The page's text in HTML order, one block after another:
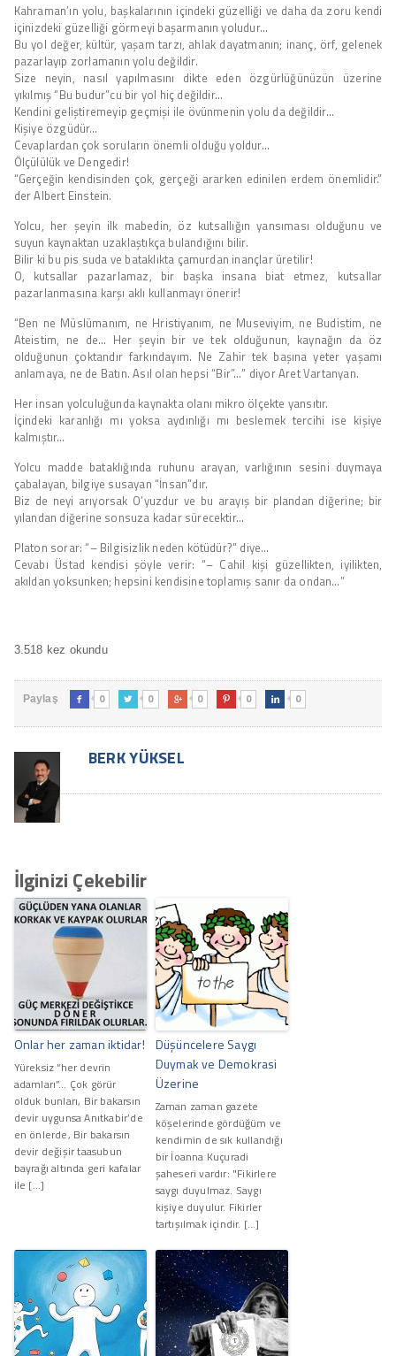
Kahraman’ın yolu, başkalarının içindeki güzelliği ve daha da zoru kendi
içinizdeki güzelliği görmeyi başarmanın yoludur…
Bu yol değer, kültür, yaşam tarzı, ahlak dayatmanın; inanç, örf, gelenek
pazarlayıp zorlamanın yolu değildir.
Size neyin, nasıl yapılmasını dikte eden özgürlüğünüzün üzerine
yıkılmış “Bu budur”cu bir yol hiç değildir…
Kendini geliştiremeyip geçmişi ile övünmenin yolu da değildir…
Kişiye özgüdür…
Cevaplardan çok soruların önemli olduğu yoldur…
Ölçülülük ve Dengedir!
“Gerçeğin kendisinden çok, gerçeği ararken edinilen erdem önemlidir.”
der Albert Einstein.
Yolcu, her şeyin ilk mabedin, öz kutsallığın yansıması olduğunu ve
suyun kaynaktan uzaklaştıkça bulandığını bilir.
Bilir ki bu pis suda ve bataklıkta çamurdan inançlar üretilir!
O, kutsallar pazarlamaz, bir başka insana biat etmez, kutsallar
pazarlanmasına karşı aklı kullanmayı önerir!
“Ben ne Müslümanım, ne Hristiyanım, ne Museviyim, ne Budistim, ne
Ateistim, ne de… Her şeyin bir ve tek olduğunun, kaynağın da öz
olduğunun çoktandır farkındayım. Ne Zahir tek başına yeter yaşamı
anlamaya, ne de Batın. Asıl olan hepsi “Bir”…” diyor Aret Vartanyan.
Her insan yolculuğunda kaynakta olanı mikro ölçekte yansıtır.
İçindeki karanlığı mı yoksa aydınlığı mı beslemek tercihi ise kişiye
kalmıştır…
Yolcu madde bataklığında ruhunu arayan, varlığının sesini duymaya
çabalayan, bilgiye susayan “İnsan”dır.
Biz de neyi arıyorsak O’yuzdur ve bu arayış bir plandan diğerine; bir
yılandan diğerine sonsuza kadar sürecektir…
Platon sorar: “– Bilgisizlik neden kötüdür?” diye…
Cevabı Üstad kendisi şöyle verir: “– Cahil kişi güzellikten, iyilikten,
akıldan yoksunken; hepsini kendisine toplamış sanır da ondan…”
3.518 kez okundu
Paylaş  0  0  0  0  0
BERK YÜKSEL
İlginizi Çekebilir
Onlar her zaman iktidar!
Yüreksiz “her devrin
adamları”… Çok görür
olduk bunları, Bir bakarsın
devir uygunsa Anıtkabir’de
en önlerde, Bir bakarsın
devir değişir taasubun
bayrağı altında geri kafalar
ile […]
Düşüncelere Saygı
Duymak ve Demokrasi
Üzerine
Zaman zaman gazete
köşelerinde gördüğüm ve
kendimin de sık kullandığı
bir İoanna Kuçuradi
şaheseri vardır: "Fikirlere
saygı duyulmaz. Saygı
kişiye duyulur. Fikirler
tartışılmak içindir. […]